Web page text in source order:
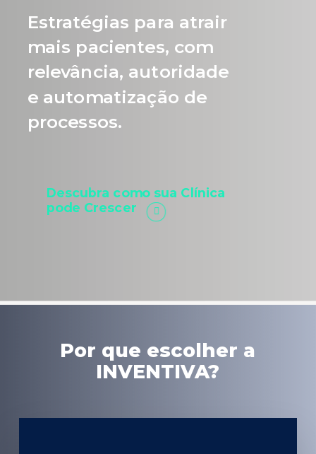
Estratégias para atrair
mais pacientes, com
relevância, autoridade
e automatização de
processos.
Descubra como sua Clínica
pode Crescer
Por que escolher a
INVENTIVA?